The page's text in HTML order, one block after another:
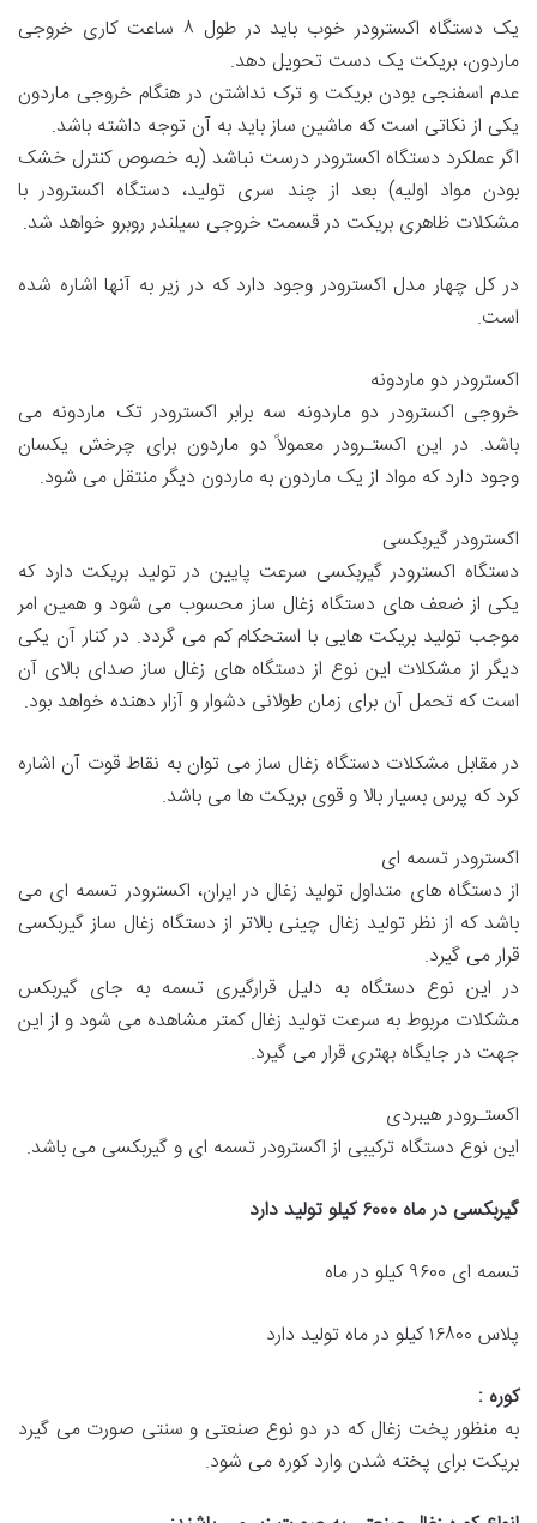
یک دستگاه اکسترودر خوب باید در طول ۸ ساعت کاری خروجی
ماردون، بریکت یک دست تحویل دهد.
عدم اسفنجی بودن بریکت و ترک نداشتن در هنگام خروجی ماردون
یکی از نکاتی است که ماشین ساز باید به آن توجه داشته باشد.
اگر عملکرد دستگاه اکسترودر درست نباشد (به خصوص کنترل خشک
بودن مواد اولیه) بعد از چند سری تولید، دستگاه اکسترودر با
مشکلات ظاهری بریکت در قسمت خروجی سیلندر روبرو خواهد شد.
در کل چهار مدل اکسترودر وجود دارد که در زیر به آنها اشاره شده
است.
اکسترودر دو ماردونه
خروجی اکسترودر دو ماردونه سه برابر اکسترودر تک ماردونه می
باشد. در این اکستـرودر معمولاً دو ماردون برای چرخش یکسان
وجود دارد که مواد از یک ماردون به ماردون دیگر منتقل می شود.
اکسترودر گیربکسی
دستگاه اکسترودر گیربکسی سرعت پایین در تولید بریکت دارد که
یکی از ضعف های دستگاه زغال ساز محسوب می شود و همین امر
موجب تولید بریکت هایی با استحکام کم می گردد. در کنار آن یکی
دیگر از مشکلات این نوع از دستگاه های زغال ساز صدای بالای آن
است که تحمل آن برای زمان طولانی دشوار و آزار دهنده خواهد بود.
در مقابل مشکلات دستگاه زغال ساز می توان به نقاط قوت آن اشاره
کرد که پرس بسیار بالا و قوی بریکت ها می باشد.
اکسترودر تسمه ای
از دستگاه های متداول تولید زغال در ایران، اکسترودر تسمه ای می
باشد که از نظر تولید زغال چینی بالاتر از دستگاه زغال ساز گیربکسی
قرار می گیرد.
در این نوع دستگاه به دلیل قرارگیری تسمه به جای گیربکس
مشکلات مربوط به سرعت تولید زغال کمتر مشاهده می شود و از این
جهت در جایگاه بهتری قرار می گیرد.
اکستـرودر هیبردی
این نوع دستگاه ترکیبی از اکسترودر تسمه ای و گیربکسی می باشد.
گیربکسی در ماه ۶۰۰۰کیلو تولید دارد
تسمه ای ۹۶۰۰ کیلو در ماه
پلاس ۱۶۸۰۰ کیلو در ماه تولید دارد
کوره :
به منظور پخت زغال که در دو نوع صنعتی و سنتی صورت می‌ گیرد
بریکت برای پخته شدن وارد کوره می شود.